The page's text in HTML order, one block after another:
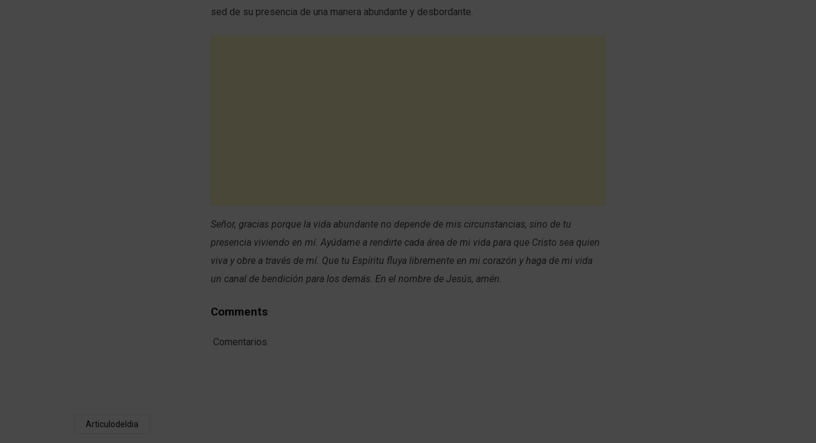
sed de su presencia de una manera abundante y desbordante.
Señor, gracias porque la vida abundante no depende de mis circunstancias, sino de tu
presencia viviendo en mí. Ayúdame a rendirte cada área de mi vida para que Cristo sea quien
viva y obre a través de mí. Que tu Espíritu fluya libremente en mi corazón y haga de mi vida
un canal de bendición para los demás. En el nombre de Jesús, amén.
Comments
Comentarios
Articulodeldia